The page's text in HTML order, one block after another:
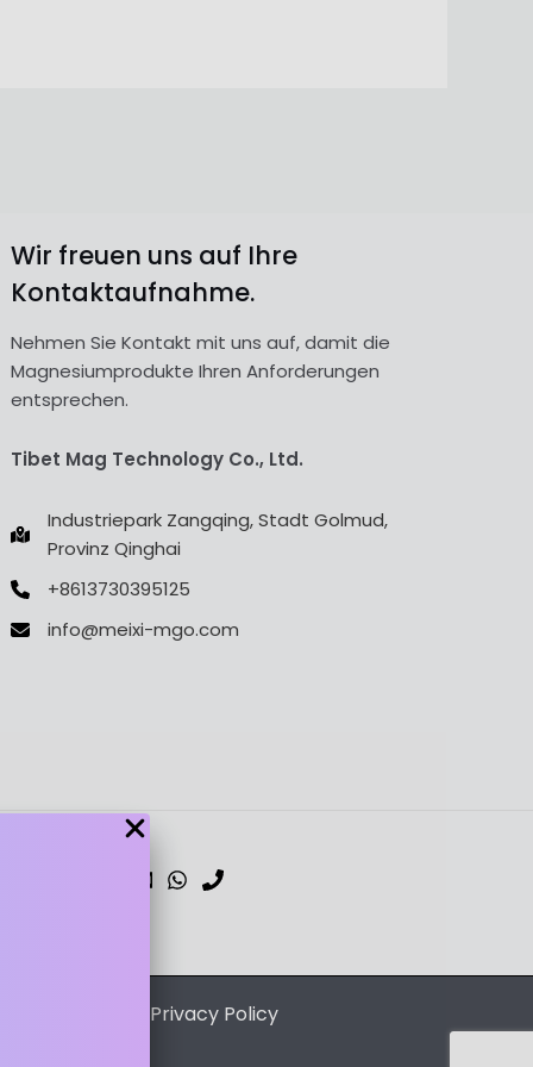
Wir freuen uns auf Ihre
Kontaktaufnahme.
Nehmen Sie Kontakt mit uns auf, damit die
Magnesiumprodukte Ihren Anforderungen
entsprechen.
Tibet Mag Technology Co., Ltd.
Industriepark Zangqing, Stadt Golmud,
Provinz Qinghai
+8613730395125
info@meixi-mgo.com
Privacy Policy